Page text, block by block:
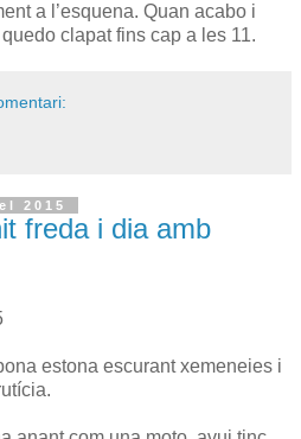
a l’esquena. Quan acabo i
clapat fins cap a les 11.
2015
freda i dia amb
estona escurant xemeneies i